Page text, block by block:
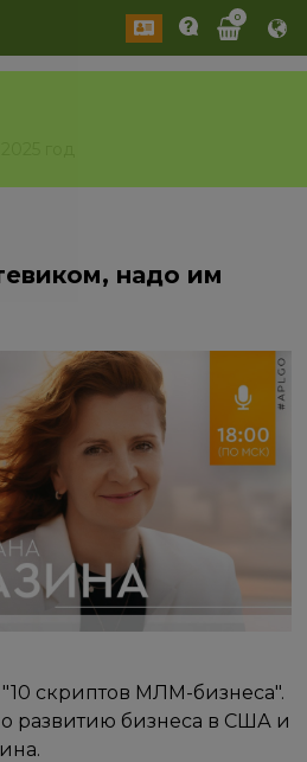
0
надо им
скриптов МЛМ-бизнеса".
развитию бизнеса в США и